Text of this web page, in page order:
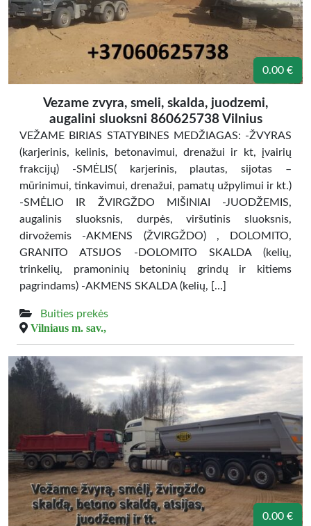
0.00 €
Vezame zvyra, smeli, skalda, juodzemi,
augalini sluoksni 860625738 Vilnius
VEŽAME BIRIAS STATYBINES MEDŽIAGAS: -ŽVYRAS
(karjerinis, kelinis, betonavimui, drenažui ir kt, įvairių
frakcijų) -SMĖLIS( karjerinis, plautas, sijotas –
mūrinimui, tinkavimui, drenažui, pamatų užpylimui ir kt.)
-SMĖLIO IR ŽVIRGŽDO MIŠINIAI -JUODŽEMIS,
augalinis sluoksnis, durpės, viršutinis sluoksnis,
dirvožemis -AKMENS (ŽVIRGŽDO) , DOLOMITO,
GRANITO ATSIJOS -DOLOMITO SKALDA (kelių,
trinkelių, pramoninių betoninių grindų ir kitiems
pagrindams) -AKMENS SKALDA (kelių, […]
Buities prekės
Vilniaus m. sav.,
0.00 €